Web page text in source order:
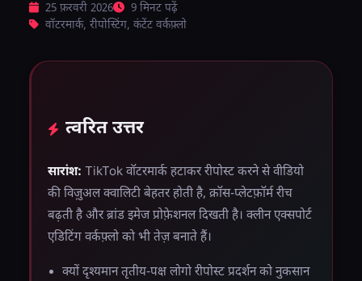
25 फ़रवरी 2026
9 मिनट पढ़ें
वॉटरमार्क, रीपोस्टिंग, कंटेंट वर्कफ़्लो
त्वरित उत्तर
सारांश: TikTok वॉटरमार्क हटाकर रीपोस्ट करने से वीडियो
की विज़ुअल क्वालिटी बेहतर होती है, क्रॉस-प्लेटफ़ॉर्म रीच
बढ़ती है और ब्रांड इमेज प्रोफ़ेशनल दिखती है। क्लीन एक्सपोर्ट
एडिटिंग वर्कफ़्लो को भी तेज़ बनाते हैं।
क्यों दृश्यमान तृतीय-पक्ष लोगो रीपोस्ट प्रदर्शन को नुकसान